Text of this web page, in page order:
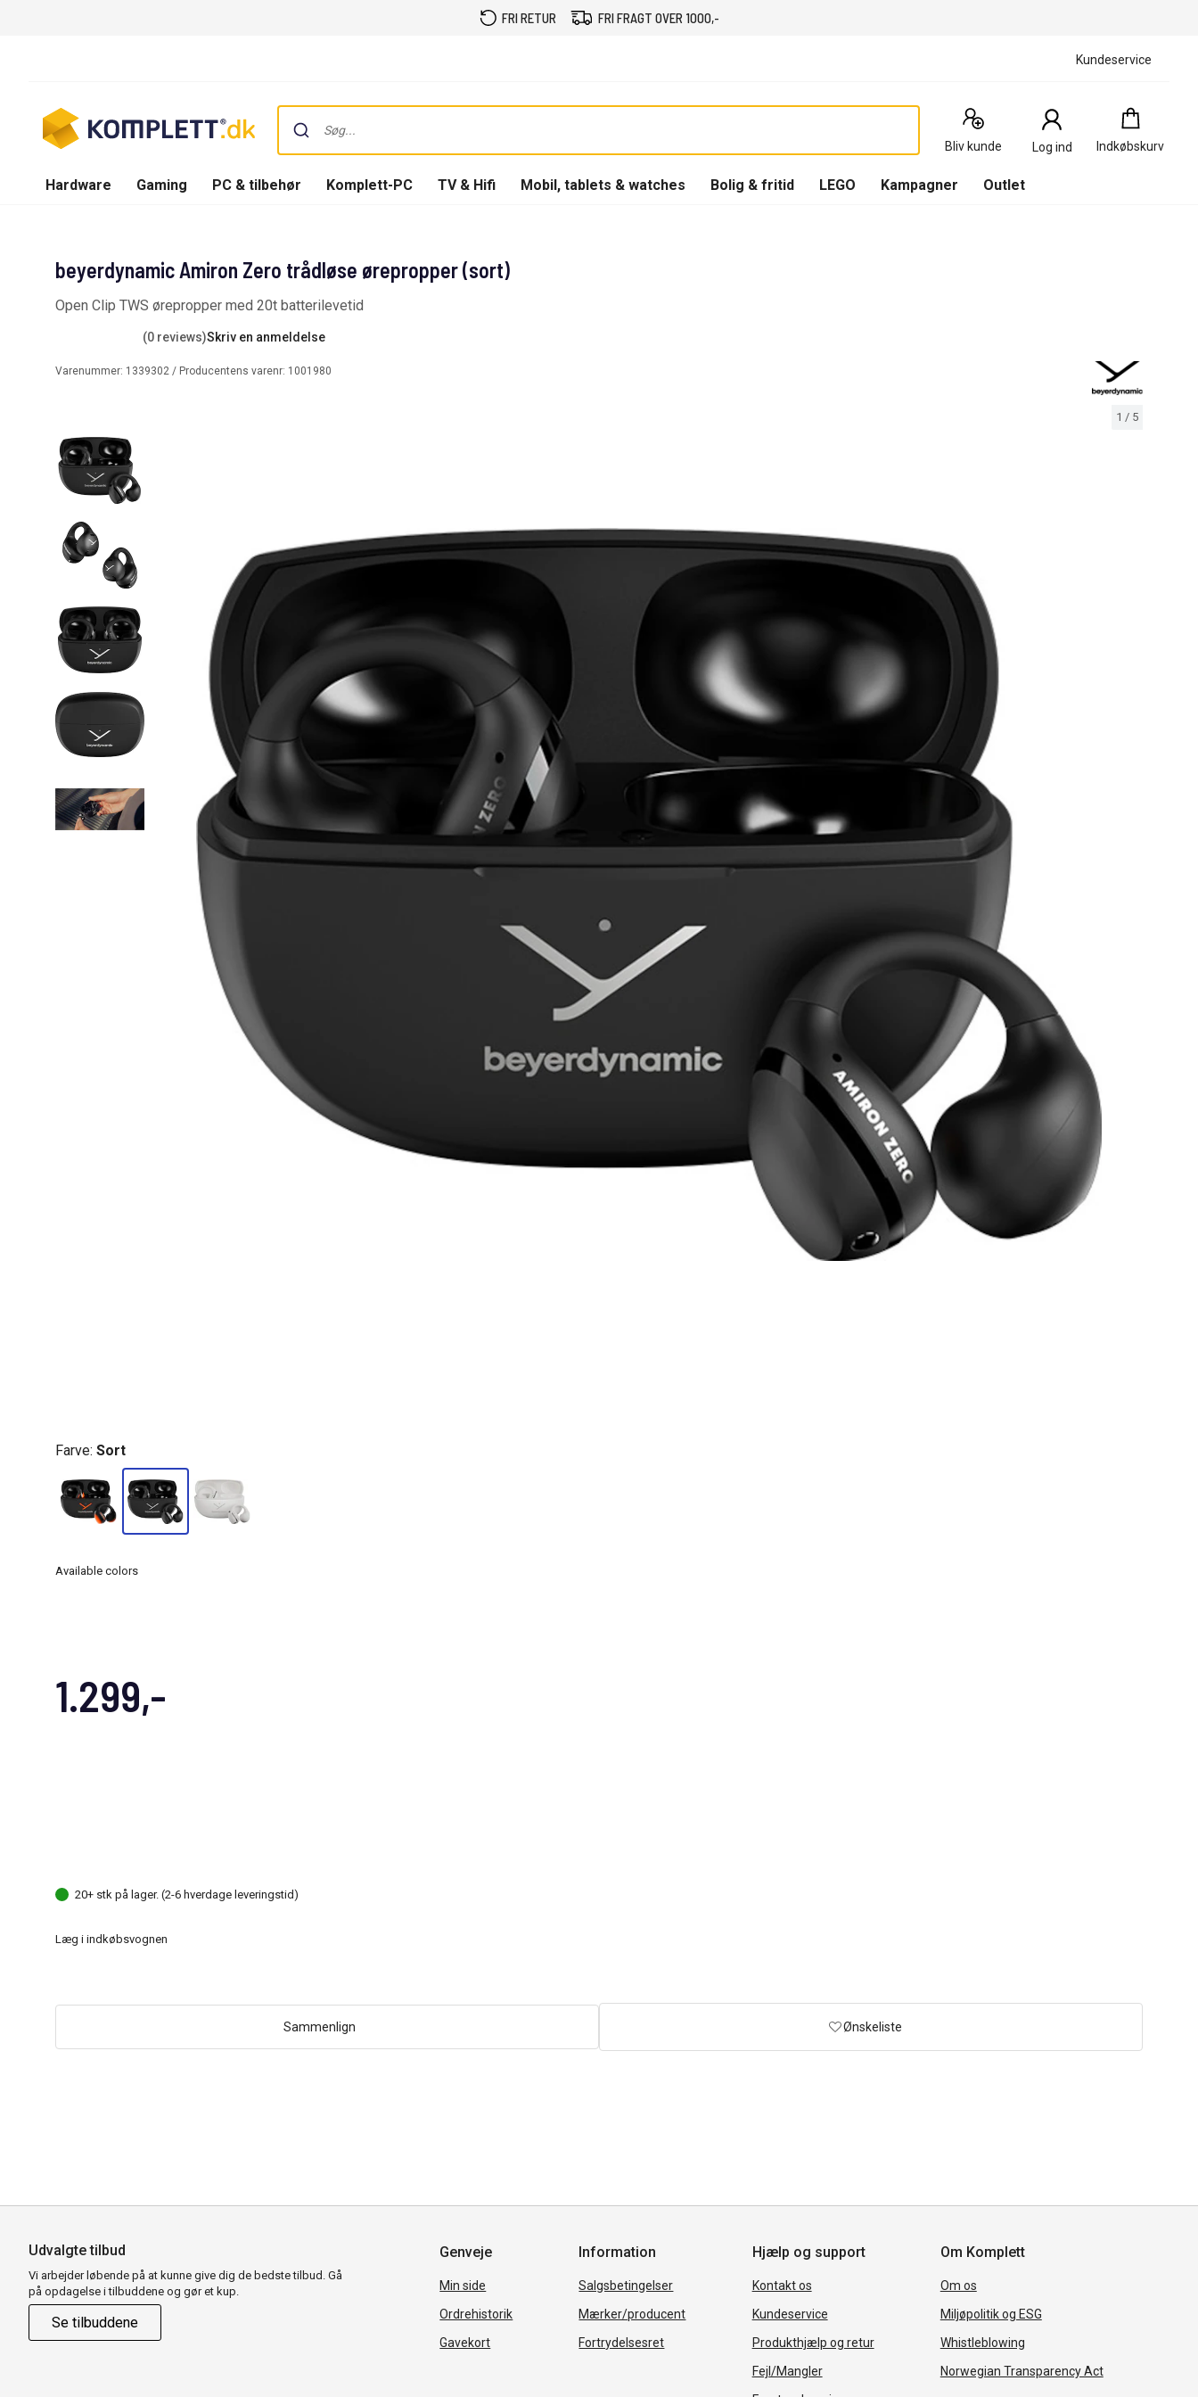
FRI RETUR FRI FRAGT OVER 1000,-
Kundeservice
Bliv kunde Log ind Indkøbskurv
Indkøbskurv
0
Produkter
Hardware Gaming PC & tilbehør Komplett-PC TV & Hifi Mobil, tablets & watches Bolig & fritid LEGO Kampagner Outlet
1 / 5
beyerdynamic Amiron Zero trådløse ørepropper (sort)
Open Clip TWS ørepropper med 20t batterilevetid
(0 reviews)Skriv en anmeldelse
Varenummer: 1339302 / Producentens varenr: 1001980
1.299,-
Farve: Sort
Available colors
20+ stk på lager. (2-6 hverdage leveringstid)
Læg i indkøbsvognen
Sammenlign Ønskeliste
Udvalgte tilbud
Vi arbejder løbende på at kunne give dig de bedste tilbud. Gå
på opdagelse i tilbuddene og gør et kup.
Se tilbuddene
Genveje
Min side
Ordrehistorik
Gavekort
Information
Salgsbetingelser
Mærker/producent
Fortrydelsesret
Hjælp og support
Kontakt os
Kundeservice
Produkthjælp og retur
Fejl/Mangler
Om Komplett
Om os
Miljøpolitik og ESG
Whistleblowing
Norwegian Transparency Act